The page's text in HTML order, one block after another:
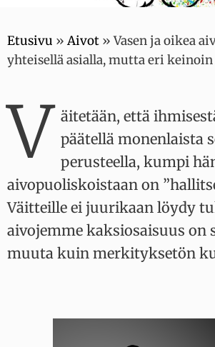
Etusivu » Aivot »Vasen ja oikea
yhteisellä asialla, mutta eri keinoin
V äitetään, että
päätellä monenlaista
perusteella, kumpi
aivopuoliskoistaan on
Väitteille ei juurikaan löydy
aivojemme kaksiosaisuus on
muuta kuin merkityksetön